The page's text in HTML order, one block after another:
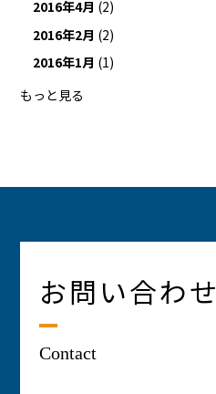
2016年4月 (2)
2016年2月 (2)
2016年1月 (1)
もっと見る
お問い合わせ
Contact